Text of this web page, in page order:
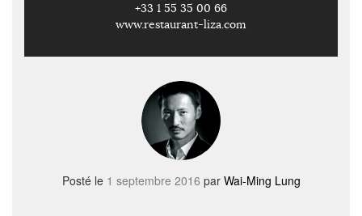
+33 1 55 35 00 66
www.restaurant-liza.com
Posté le 1 septembre 2016 par Wai-Ming Lung